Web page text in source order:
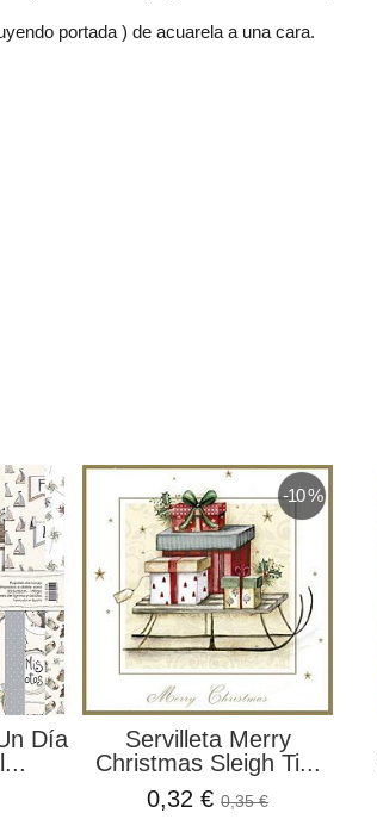
portada ) de acuarela a una cara.
Día
-10 %
Servilleta Merry
Christmas Sleigh Ti...
0,32 €0,35 €